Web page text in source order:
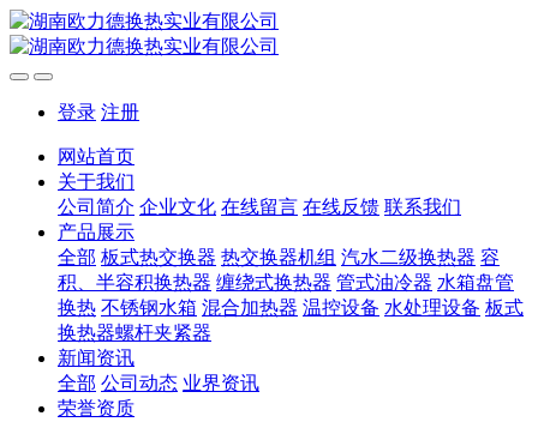
登录 注册
网站首页
关于我们
公司简介 企业文化 在线留言 在线反馈 联系我们
产品展示
全部 板式热交换器 热交换器机组 汽水二级换热器 容
积、半容积换热器 缠绕式换热器 管式油冷器 水箱盘管
换热 不锈钢水箱 混合加热器 温控设备 水处理设备 板式
换热器螺杆夹紧器
新闻资讯
全部 公司动态 业界资讯
荣誉资质